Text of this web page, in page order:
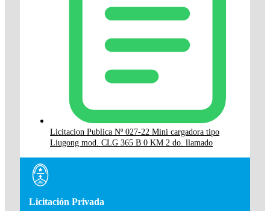
Licitacion Publica Nº 027-22 Mini cargadora tipo
Liugong mod. CLG 365 B 0 KM 2 do. llamado
Licitación Privada